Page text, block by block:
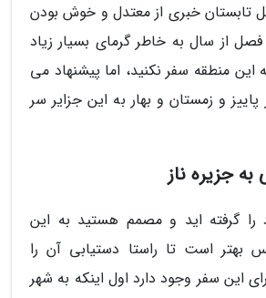
تابستان خبری از معتدل و خوش بودن
از سال به خاطر گرمای بسیار زیاد
این منطقه سفر نکنید، اما پیشنهاد می
و زمستان و بهار به این جزایر سر
جزیره ناز
گرفته اید و مصمم هستید به این
بهتر است تا راستا دستیابی آن را
این سفر وجود دارد اول اینکه به شهر